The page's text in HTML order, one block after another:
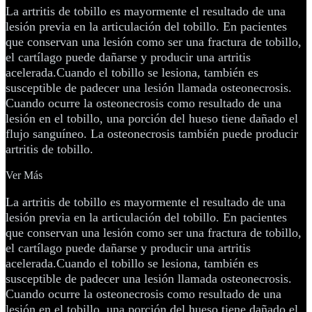
La artritis de tobillo es mayormente el resultado de una
lesión previa en la articulación del tobillo. En pacientes
que conservan una lesión como ser una fractura de tobillo,
el cartílago puede dañarse y producir una artritis
acelerada.Cuando el tobillo se lesiona, también es
susceptible de padecer una lesión llamada osteonecrosis.
Cuando ocurre la osteonecrosis como resultado de una
lesión en el tobillo, una porción del hueso tiene dañado el
flujo sanguíneo. La osteonecrosis también puede producir
artritis de tobillo.
Ver Más
La artritis de tobillo es mayormente el resultado de una
lesión previa en la articulación del tobillo. En pacientes
que conservan una lesión como ser una fractura de tobillo,
el cartílago puede dañarse y producir una artritis
acelerada.Cuando el tobillo se lesiona, también es
susceptible de padecer una lesión llamada osteonecrosis.
Cuando ocurre la osteonecrosis como resultado de una